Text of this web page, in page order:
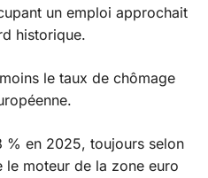
un emploi approchait
historique.
le taux de chômage
% en 2025, toujours selon
le moteur de la zone euro